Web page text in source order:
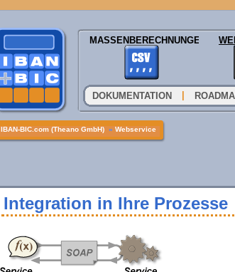
MASSENBERECHNUNGEN
DOKUMENTATION
IBAN-BIC.com (Theano GmbH) » Webservice
Integration in Ihre Prozesse